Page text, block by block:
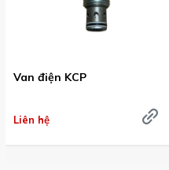
Van điện KCP
Liên hệ